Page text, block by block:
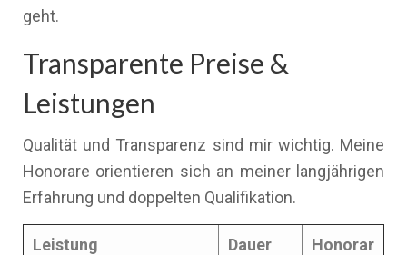
geht.
Transparente Preise &
Leistungen
Qualität und Transparenz sind mir wichtig. Meine
Honorare orientieren sich an meiner langjährigen
Erfahrung und doppelten Qualifikation.
Leistung Dauer Honorar